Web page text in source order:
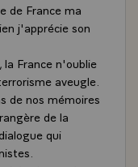
de France ma
j'apprécie son
France n'oublie
aveugle.
de nos mémoires
de la
qui